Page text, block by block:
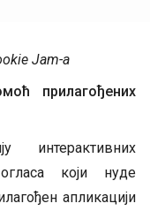
Jam-а
прилагођених
који нуде
апликацији